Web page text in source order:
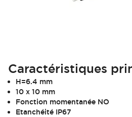
solutions de surmoulage. De
pour un montage sous face-
fonctionner même si le
donc changer le revêtement sans
Caractéristiques
H=6.4 mm
10 x 10 mm
Fonction momentanée NO
Etanchéité IP67